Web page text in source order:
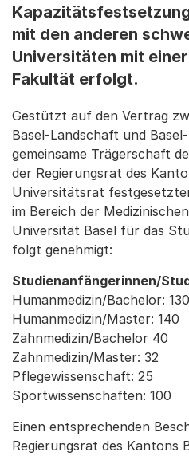
mit den anderen
Universitäten mit
Fakultät erfolgt.
Gestützt auf den Vertrag
Basel-Landschaft und
gemeinsame Trägerschaft
der Regierungsrat des
Universitätsrat
im Bereich der
Universität Basel für das
folgt genehmigt:
Studienanfängerinnen/
Humanmedizin/Bachelor: 130
Humanmedizin/Master: 140
Zahnmedizin/Bachelor 40
Zahnmedizin/Master: 32
Pflegewissenschaft: 25
Sportwissenschaften: 100
Einen entsprechenden
Regierungsrat des Kantons